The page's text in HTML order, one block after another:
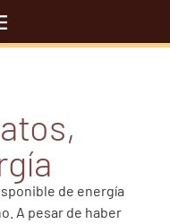
de energía
A pesar de haber